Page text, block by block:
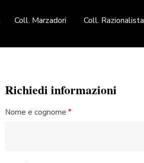
Coll. Marzadori Coll. Razionalista
Richiedi informazioni
Nome e cognome